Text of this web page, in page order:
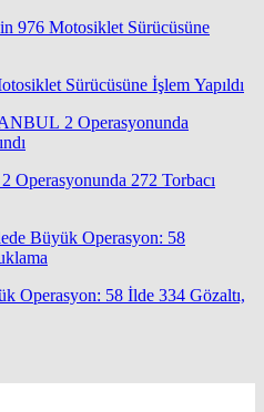
Sürücüsüne İşlem Yapıldı
272 Torbacı
Operasyon: 58 İlde 334 Gözaltı,